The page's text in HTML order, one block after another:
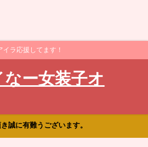
ラ応援してます！
ー女装子オ
誠に有難うございます。